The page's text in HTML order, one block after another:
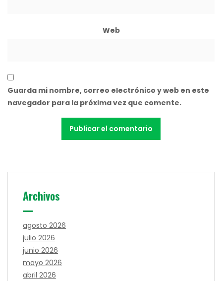
Web
Guarda mi nombre, correo electrónico y web en este
navegador para la próxima vez que comente.
Archivos
agosto 2026
julio 2026
junio 2026
mayo 2026
abril 2026